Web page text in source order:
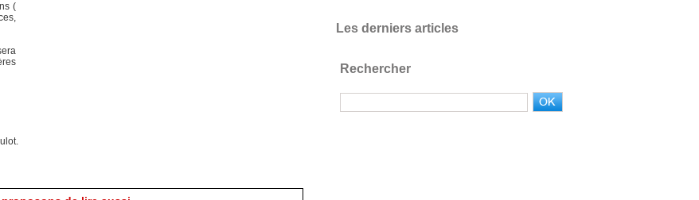
(
Les derniers articles
Rechercher